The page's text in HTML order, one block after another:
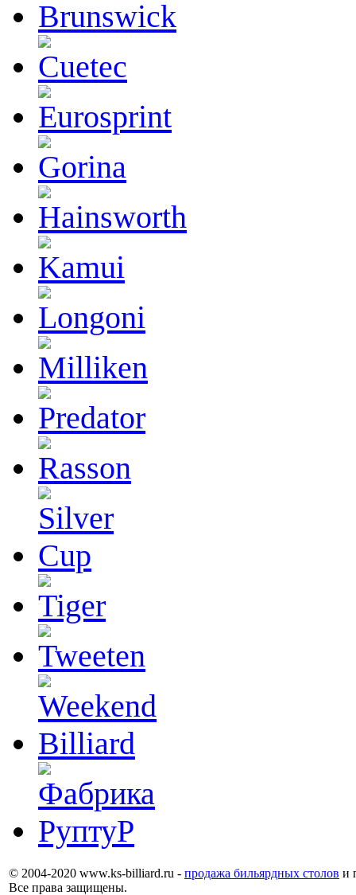
© 2004-2020 www.ks-billiard.ru - продажа бильярдных столов и
Все права защищены.